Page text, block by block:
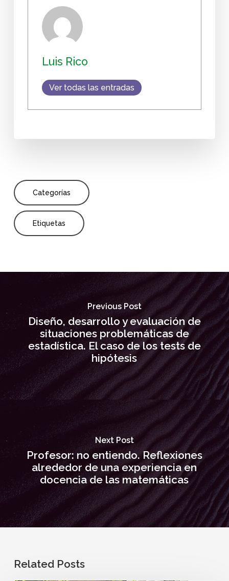
Luis Rico
Ver todas las entradas
Categorías
Etiquetas
Previous Post
Diseño, desarrollo y evaluación de
situaciones problemáticas de
estadística. El caso de los tests de
hipótesis
Next Post
Profesor: no entiendo. Reflexiones
alrededor de una experiencia en
docencia de las matemáticas
Related Posts